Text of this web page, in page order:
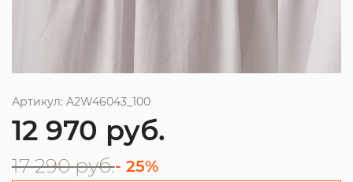
Артикул: A2W46043_100
12 970 руб.
17 290 руб.- 25%